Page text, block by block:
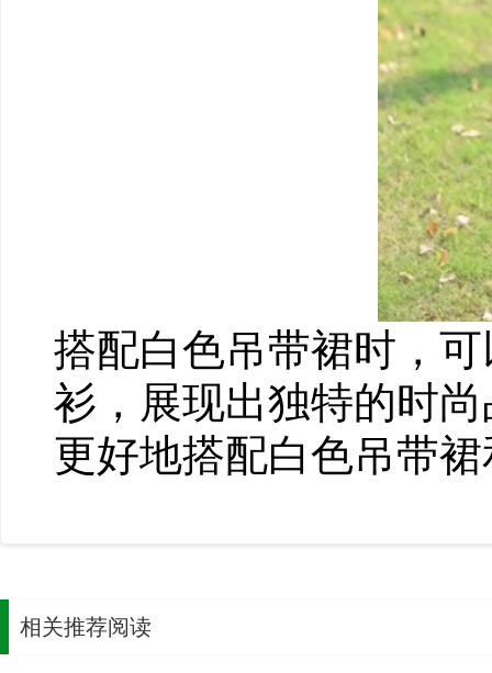
搭配白色吊带裙时，
衫，展现出独特的时
更好地搭配白色吊带
相关推荐阅读